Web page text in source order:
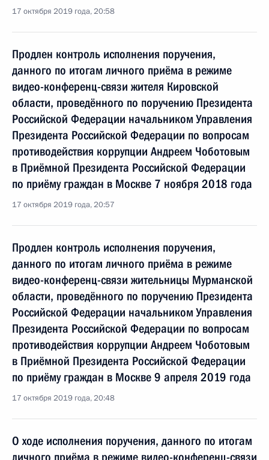
17 октября 2019 года, 20:58
Продлен контроль исполнения поручения,
данного по итогам личного приёма в режиме
видео-конференц-связи жителя Кировской
области, проведённого по поручению Президента
Российской Федерации начальником Управления
Президента Российской Федерации по вопросам
противодействия коррупции Андреем Чоботовым
в Приёмной Президента Российской Федерации
по приёму граждан в Москве 7 ноября 2018 года
17 октября 2019 года, 20:57
Продлен контроль исполнения поручения,
данного по итогам личного приёма в режиме
видео-конференц-связи жительницы Мурманской
области, проведённого по поручению Президента
Российской Федерации начальником Управления
Президента Российской Федерации по вопросам
противодействия коррупции Андреем Чоботовым
в Приёмной Президента Российской Федерации
по приёму граждан в Москве 9 апреля 2019 года
17 октября 2019 года, 20:48
О ходе исполнения поручения, данного по итогам
личного приёма в режиме видео-конференц-связи